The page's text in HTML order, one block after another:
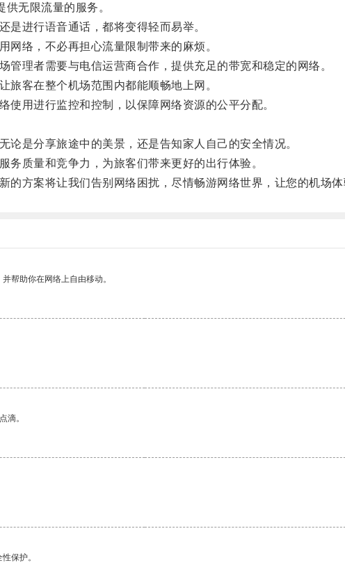
无限流量的服务。
进行语音通话，都将变得轻而易举。
络，不必再担心流量限制带来的麻烦。
理者需要与电信运营商合作，提供充足的带宽和稳定的网络。
客在整个机场范围内都能顺畅地上网。
用进行监控和控制，以保障网络资源的公平分配。
是分享旅途中的美景，还是告知家人自己的安全情况。
质量和竞争力，为旅客们带来更好的出行体验。
方案将让我们告别网络困扰，尽情畅游网络世界，让您的机场体
帮助你在网络上自由移动。
滴。
保护。